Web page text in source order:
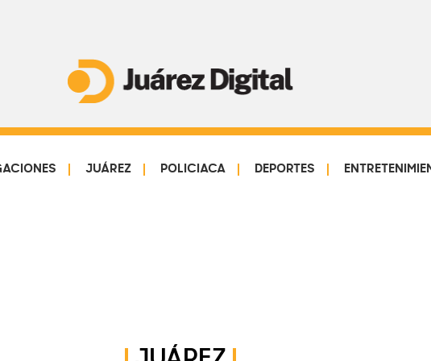
Digital
y
protegemos
JUÁREZ POLICIACA DEPORTES